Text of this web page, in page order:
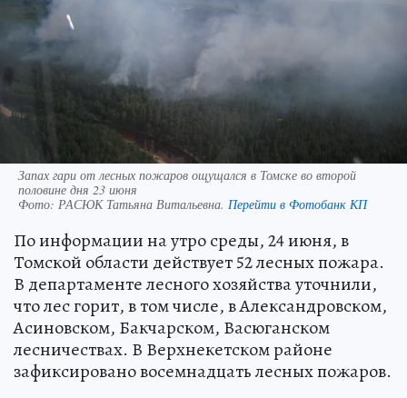
Запах гари от лесных пожаров ощущался в Томске во второй
половине дня 23 июня
Фото: РАСЮК Татьяна Витальевна. Перейти в Фотобанк КП
По информации на утро среды, 24 июня, в
Томской области действует 52 лесных пожара.
В департаменте лесного хозяйства уточнили,
что лес горит, в том числе, в Александровском,
Асиновском, Бакчарском, Васюганском
лесничествах. В Верхнекетском районе
зафиксировано восемнадцать лесных пожаров.